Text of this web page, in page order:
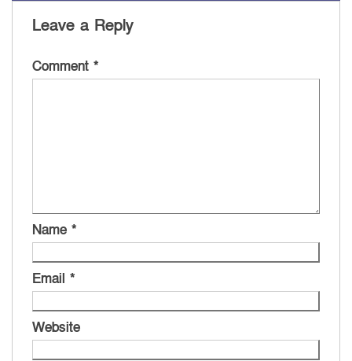
Leave a Reply
Comment *
Name *
Email *
Website